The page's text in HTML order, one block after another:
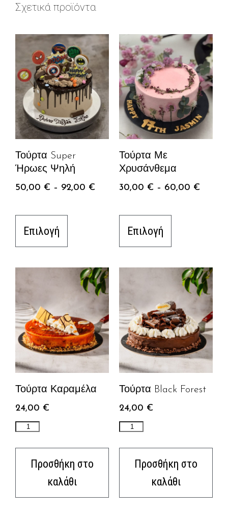
Σχετικά προϊόντα
Τούρτα Super
Ήρωες Ψηλή
50,00 € – 92,00 €
Επιλογή
Τούρτα Με
Χρυσάνθεμα
30,00 € – 60,00 €
Επιλογή
Τούρτα Καραμέλα
24,00 €
Προσθήκη στο
καλάθι
Τούρτα Black Forest
24,00 €
Προσθήκη στο
καλάθι